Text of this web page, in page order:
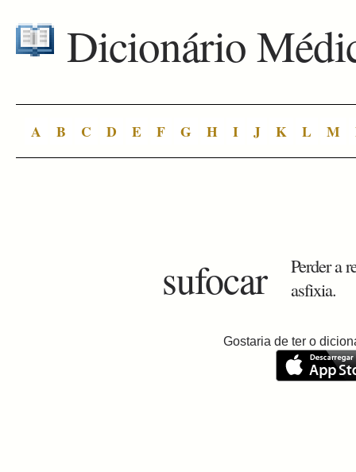
Dicionário
A B C D E F G H I J K L M
sufocar
Perder a
asfixia.
Gostaria de ter o